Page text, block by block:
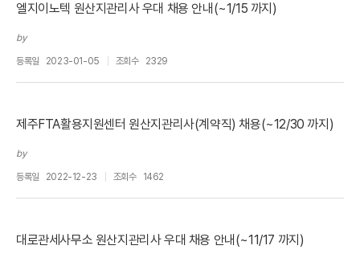
엘지이노텍 원산지관리사 우대 채용 안내(~1/15 까지)
by
등록일 2023-01-05 조회수 2329
제주FTA활용지원센터 원산지관리사(계약직) 채용(~12/30 까지)
by
등록일 2022-12-23 조회수 1462
대로관세사무소 원산지관리사 우대 채용 안내(~11/17 까지)